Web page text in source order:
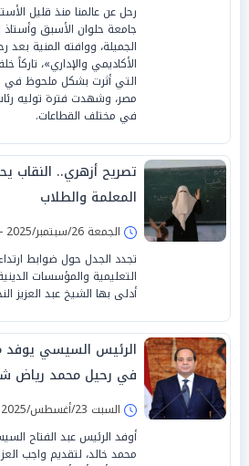
رحل عن عالمنا منذ قليل
جامعة حلوان الأسبق وأستاذ
الجميلة، ووافته المنية
الأكاديمي والإداري»، تاركاً
التي أثرت بشكل ملحوظ في
مصر، وشهدت فترة توليه
في مختلف القطاعات.
تصريح أزهري.. النقاب
المعلمة والطلاب
الجمعة 26/سبتمبر/2025 - 08:54 م
تجدد الجدل حول ضوابط
التعليمية والمؤسسات
أدلى بها الشيخ عبد العزيز
الرئيس السيسي يوفد
في رحيل محمد رياض
السبت 23/أغسطس/2025 - 02:24 م
أوفد الرئيس عبد الفتاح
محمد خالد، لتقديم واجب